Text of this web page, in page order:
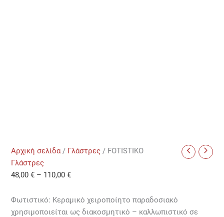
Αρχική σελίδα/ Γλάστρες / FOTISTIKO
Γλάστρες
48,00€ – 110,00€
Φωτιστικό: Κεραμικό χειροποίητο παραδοσιακό
χρησιμοποιείται ως διακοσμητικό – καλλωπιστικό σε